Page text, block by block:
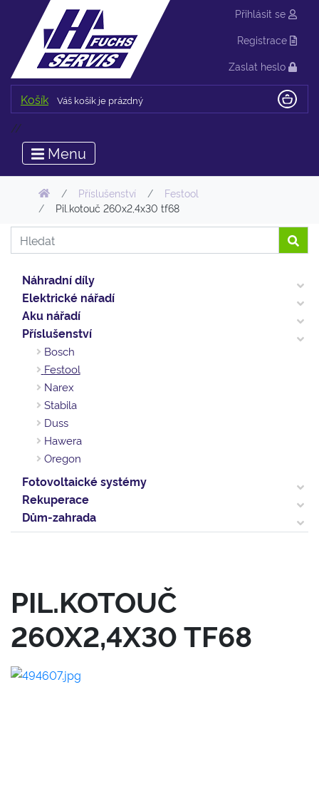
Přihlásit se
Registrace
Zaslat heslo
Košík Váš košík je prázdný
//
Menu
Příslušenství
Festool
Pil.kotouč 260x2,4x30 tf68
Náhradní díly
Elektrické nářadí
Aku nářadí
Příslušenství
Bosch
Festool
Narex
Stabila
Duss
Hawera
Oregon
Fotovoltaické systémy
Rekuperace
Dům-zahrada
PIL.KOTOUČ
260X2,4X30 TF68